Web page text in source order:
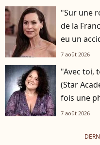
"Sur une
de la
eu un
7 août 2026
"Avec toi,
(Star
fois une
7 août 2026